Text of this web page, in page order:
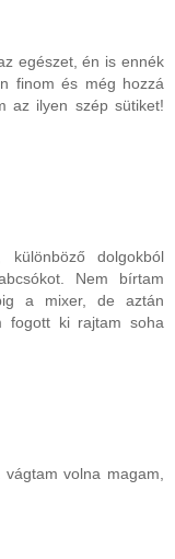
egészet, én is ennék
finom és még hozzá
az ilyen szép sütiket!
dolgokból
Nem bírtam
a mixer, de aztán
fogott ki rajtam soha
volna magam,